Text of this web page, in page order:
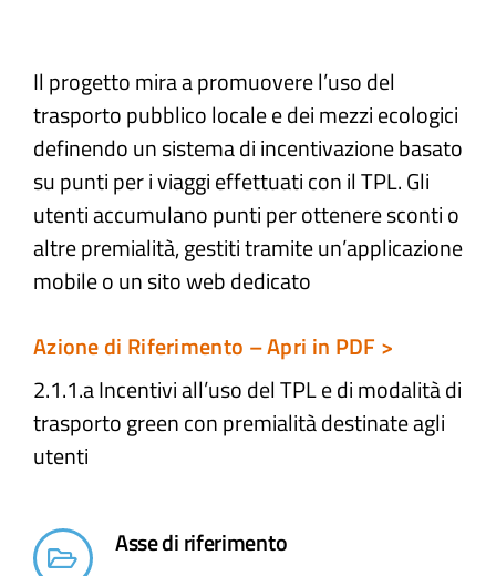
Progetti
Il progetto mira a promuovere l’uso del
trasporto pubblico locale e dei mezzi ecologici
definendo un sistema di incentivazione basato
su punti per i viaggi effettuati con il TPL. Gli
utenti accumulano punti per ottenere sconti o
altre premialità, gestiti tramite un’applicazione
mobile o un sito web dedicato
Azione di Riferimento – Apri in PDF >
2.1.1.a Incentivi all’uso del TPL e di modalità di
trasporto green con premialità destinate agli
utenti​
Asse di riferimento